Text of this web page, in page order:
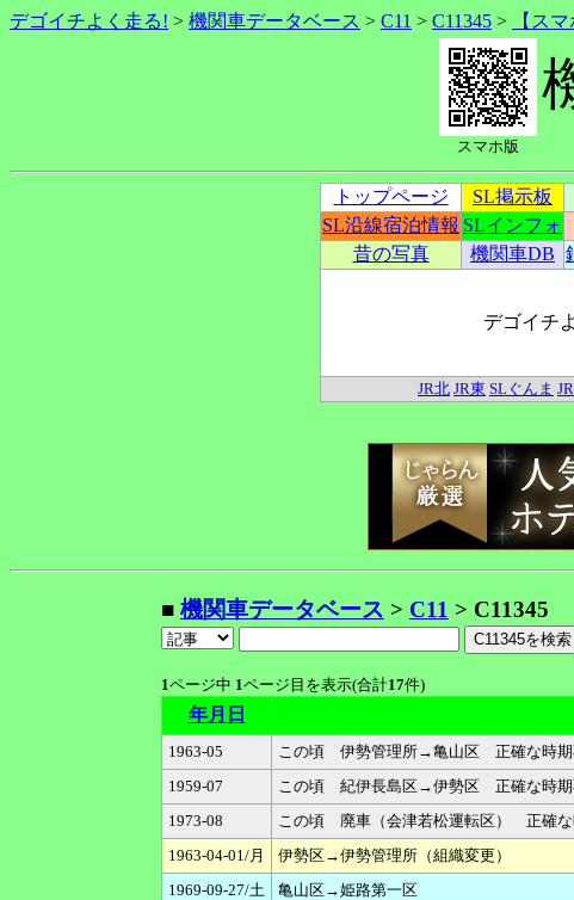
デゴイチよく走る! > 機関車データベース > C11 > C11345 > 【スマ
スマホ版
トップページ SL掲示板
SL沿線宿泊情報 SLインフォ
昔の写真
機関車DB
デゴイチ
JR北 JR東 SLぐんま
■ 機関車データベース > C11 > C11345
1ページ中 1ページ目を表示(合計17件)
年月日
1963-05
この頃 伊勢管理所→亀山区 正確な時期
1959-07
この頃 紀伊長島区→伊勢区 正確な時期
1973-08
この頃 廃車（会津若松運転区） 正確な
1963-04-01/月
伊勢区→伊勢管理所（組織変更）
1969-09-27/土
亀山区→姫路第一区